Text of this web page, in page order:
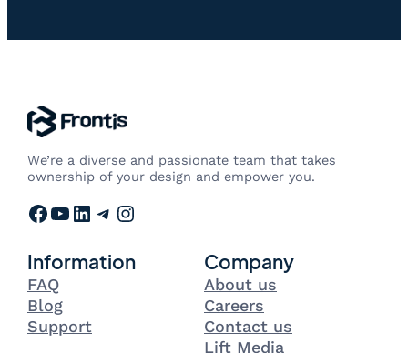
We’re a diverse and passionate team that takes
ownership of your design and empower you.
Facebook YouTube LinkedIn Telegram Instagram
Information
FAQ
Blog
Support
Company
About us
Careers
Contact us
Lift Media